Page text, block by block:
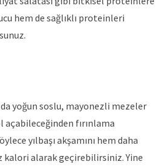
hem de sağlıklı proteinleri
da yoğun soslu, mayonezli mezeler
fırınlama
yılbaşı akşamını hem daha
kalori alarak geçirebilirsiniz. Yine